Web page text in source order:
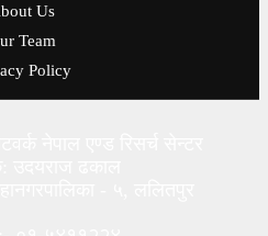
Us
Team
Policy